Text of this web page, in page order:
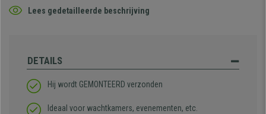
Lees gedetailleerde beschrijving
DETAILS
Hij wordt GEMONTEERD verzonden
Ideaal voor wachtkamers, evenementen, etc.